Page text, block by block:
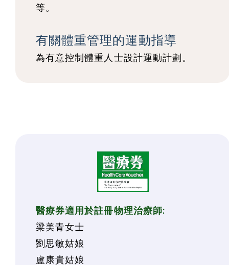
等。
有關體重管理的運動指導
為有意控制體重人士設計運動計劃。
醫療券適用於註冊物理治療師:
梁美青女士
劉思敏姑娘
盧康貴姑娘